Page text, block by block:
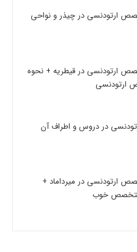
ارتودنسی در چیذر و نواحی
ارتودنسی در قیطریه + نحوه
ارتودنسی
در دروس و اطراف آن
ارتودنسی در میرداماد +
متخصص خوب